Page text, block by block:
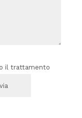
il trattamento